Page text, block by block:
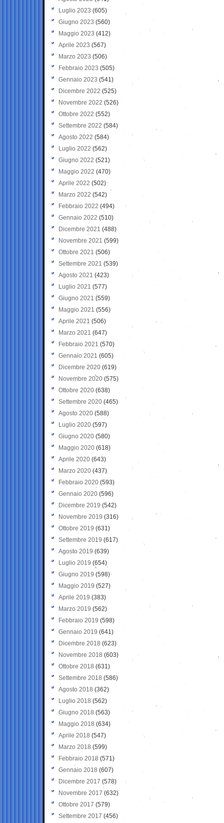
Luglio 2023 (605)
Giugno 2023 (560)
Maggio 2023 (412)
Aprile 2023 (567)
Marzo 2023 (506)
Febbraio 2023 (505)
Gennaio 2023 (541)
Dicembre 2022 (525)
Novembre 2022 (526)
Ottobre 2022 (552)
Settembre 2022 (584)
Agosto 2022 (584)
Luglio 2022 (562)
Giugno 2022 (521)
Maggio 2022 (470)
Aprile 2022 (502)
Marzo 2022 (542)
Febbraio 2022 (494)
Gennaio 2022 (510)
Dicembre 2021 (488)
Novembre 2021 (599)
Ottobre 2021 (506)
Settembre 2021 (539)
Agosto 2021 (423)
Luglio 2021 (577)
Giugno 2021(559)
Maggio 2021 (556)
Aprile 2021 (506)
Marzo 2021 (647)
Febbraio 2021 (570)
Gennaio 2021 (605)
Dicembre 2020 (619)
Novembre 2020 (575)
Ottobre 2020 (638)
Settembre 2020(465)
Agosto 2020 (588)
Luglio 2020 (597)
Giugno 2020 (580)
Maggio 2020 (618)
Aprile 2020 (643)
Marzo 2020 (437)
Febbraio 2020 (593)
Gennaio 2020 (596)
Dicembre 2019 (542)
Novembre 2019 (316)
Ottobre 2019 (631)
Settembre 2019 (617)
Agosto 2019 (639)
Luglio 2019 (654)
Giugno 2019 (598)
Maggio 2019 (527)
Aprile 2019 (383)
Marzo 2019 (562)
Febbraio 2019 (598)
Gennaio 2019 (641)
Dicembre 2018 (623)
Novembre 2018 (603)
Ottobre 2018 (631)
Settembre 2018 (586)
Agosto 2018 (362)
Luglio 2018 (562)
Giugno 2018 (563)
Maggio 2018 (634)
Aprile 2018 (547)
Marzo 2018 (599)
Febbraio 2018 (571)
Gennaio 2018 (607)
Dicembre 2017 (578)
Novembre 2017 (632)
Ottobre 2017 (579)
Settembre 2017 (456)